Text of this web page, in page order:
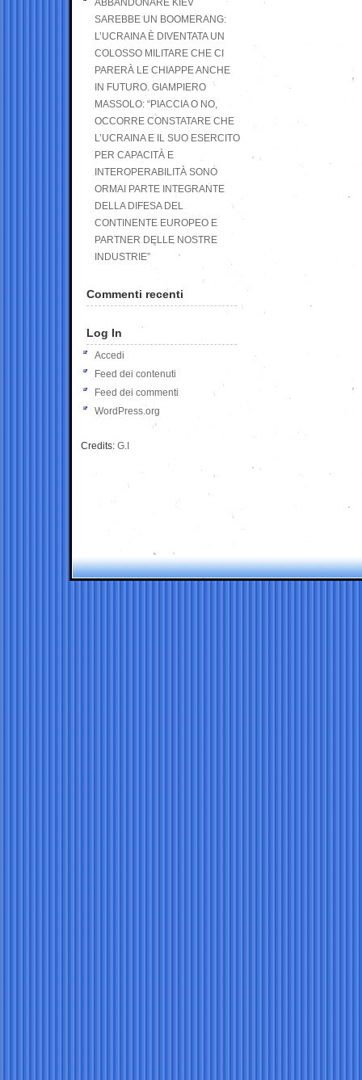
ABBANDONARE KIEV
SAREBBE UN BOOMERANG:
L’UCRAINA È DIVENTATA UN
COLOSSO MILITARE CHE CI
PARERÀ LE CHIAPPE ANCHE
IN FUTURO. GIAMPIERO
MASSOLO: “PIACCIA O NO,
OCCORRE CONSTATARE CHE
L’UCRAINA E IL SUO ESERCITO
PER CAPACITÀ E
INTEROPERABILITÀ SONO
ORMAI PARTE INTEGRANTE
DELLA DIFESA DEL
CONTINENTE EUROPEO E
PARTNER DELLE NOSTRE
INDUSTRIE”
Commenti recenti
Log In
Accedi
Feed dei contenuti
Feed dei commenti
WordPress.org
Credits: G.I